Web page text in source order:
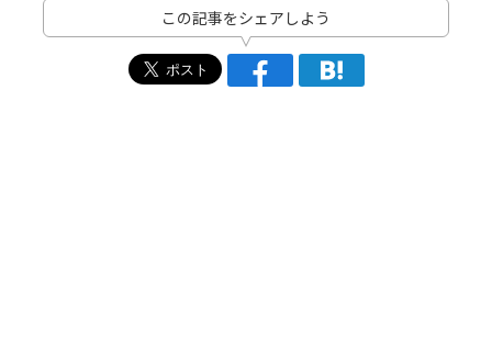
この記事をシェアしよう